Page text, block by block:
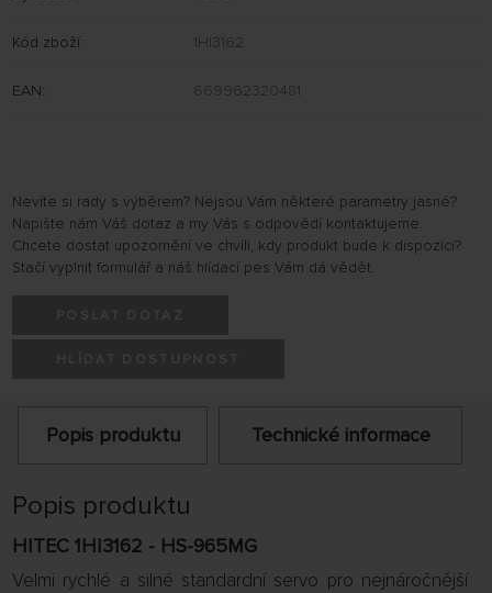
Kód zboží: 1HI3162
EAN: 669962320481
Nevíte si rady s výběrem? Nejsou Vám některé parametry jasné?
Napište nám Váš dotaz a my Vás s odpovědí kontaktujeme.
Chcete dostat upozornění ve chvíli, kdy produkt bude k dispozici?
Stačí vyplnit formulář a náš hlídací pes Vám dá vědět.
Popis produktu Technické informace
Popis produktu
HITEC 1HI3162 - HS-965MG
Velmi rychlé a silné standardní servo pro nejnáročnější